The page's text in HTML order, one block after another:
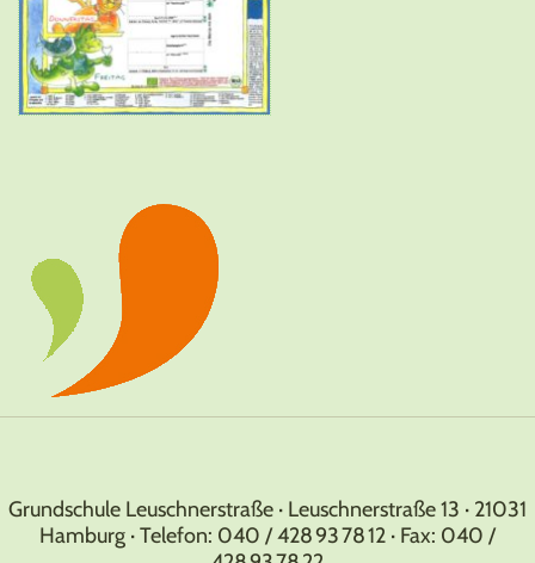
Grundschule Leuschnerstraße · Leuschnerstraße 13 · 21031
Hamburg · Telefon: 040 / 428 93 78 12 · Fax: 040 /